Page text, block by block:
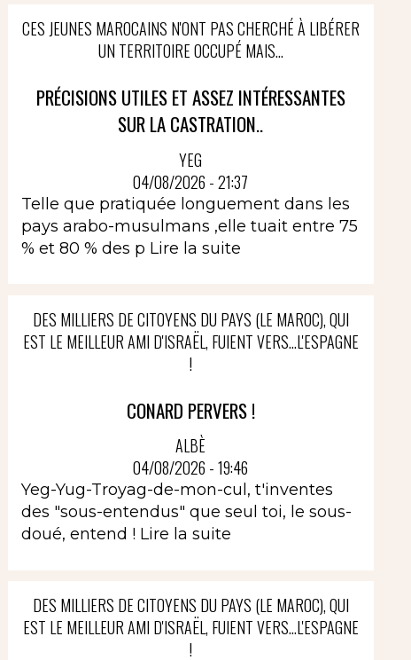
CES JEUNES MAROCAINS N'ONT PAS CHERCHÉ À LIBÉRER
UN TERRITOIRE OCCUPÉ MAIS...
PRÉCISIONS UTILES ET ASSEZ INTÉRESSANTES
SUR LA CASTRATION..
YEG
04/08/2026 - 21:37
Telle que pratiquée longuement dans les
pays arabo-musulmans ,elle tuait entre 75
% et 80 % des p Lire la suite
DES MILLIERS DE CITOYENS DU PAYS (LE MAROC), QUI
EST LE MEILLEUR AMI D'ISRAËL, FUIENT VERS...L'ESPAGNE
!
CONARD PERVERS !
ALBÈ
04/08/2026 - 19:46
Yeg-Yug-Troyag-de-mon-cul, t'inventes
des "sous-entendus" que seul toi, le sous-
doué, entend ! Lire la suite
DES MILLIERS DE CITOYENS DU PAYS (LE MAROC), QUI
EST LE MEILLEUR AMI D'ISRAËL, FUIENT VERS...L'ESPAGNE
!